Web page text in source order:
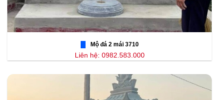
Mộ đá 2 mái 3710
Liên hệ: 0982.583.000